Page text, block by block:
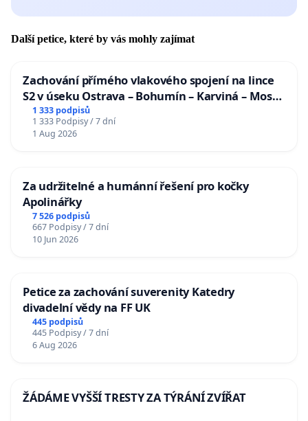
Další petice, které by vás mohly zajímat
Zachování přímého vlakového spojení na lince
S2 v úseku Ostrava – Bohumín – Karviná – Mosty
u Jablunkova
1 333 podpisů
1 333 Podpisy / 7 dní
1 Aug 2026
Za udržitelné a humánní řešení pro kočky
Apolinářky
7 526 podpisů
667 Podpisy / 7 dní
10 Jun 2026
Petice za zachování suverenity Katedry
divadelní vědy na FF UK
445 podpisů
445 Podpisy / 7 dní
6 Aug 2026
ŽÁDÁME VYŠŠÍ TRESTY ZA TÝRÁNÍ ZVÍŘAT